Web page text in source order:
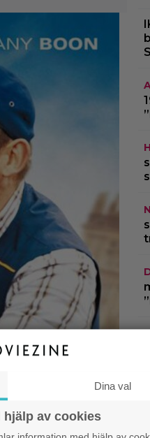
Dina val
hjälp av cookies